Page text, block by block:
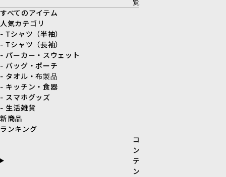
覧
すべてのアイテム
人気カテゴリ
- Tシャツ（半袖）
- Tシャツ（長袖）
- パーカー・スウェット
- バッグ・ポーチ
- タオル・布製品
- キッチン・食器
- スマホグッズ
- 生活雑貨
新商品
ランキング
コ
ン
テ
ン